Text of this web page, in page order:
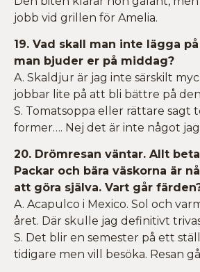
jobb vid grillen för Amelia.
19. Vad skall man inte lägga
man bjuder er på middag?
A. Skaldjur är jag inte särskilt
jobbar lite på att bli bättre på
S. Tomatsoppa eller rättare sagt
former…. Nej det är inte något
20. Drömresan väntar. Allt
Packar och bära väskorna är
att göra själva. Vart går
A. Acapulco i Mexico. Sol och
året. Där skulle jag definitivt
S. Det blir en semester på ett
tidigare men vill besöka. Resan